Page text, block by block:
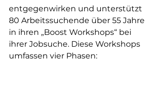
entgegenwirken und unterstützt
80 Arbeitssuchende über 55 Jahre
in ihren „Boost Workshops“ bei
ihrer Jobsuche. Diese Workshops
umfassen vier Phasen: